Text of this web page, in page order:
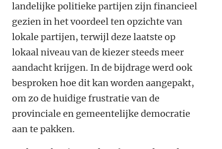
landelijke politieke partijen zijn financieel
gezien in het voordeel ten opzichte van
lokale partijen, terwijl deze laatste op
lokaal niveau van de kiezer steeds meer
aandacht krijgen. In de bijdrage werd ook
besproken hoe dit kan worden aangepakt,
om zo de huidige frustratie van de
provinciale en gemeentelijke democratie
aan te pakken.